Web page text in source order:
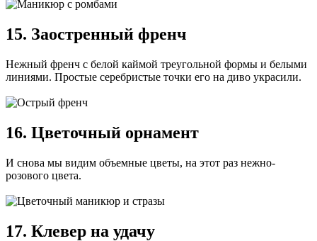
15. Заостренный френч
Нежный френч с белой каймой треугольной формы и белыми
линиями. Простые серебристые точки его на диво украсили.
16. Цветочный орнамент
И снова мы видим объемные цветы, на этот раз нежно-
розового цвета.
17. Клевер на удачу